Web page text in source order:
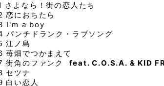
さよなら！街の恋人たち
恋におちたら
I'm a boy
パンチドランク・ラブソング
江ノ島
苺畑でつかまえて
街角のファンク feat. C.O.S.A. & KID
セツナ
白い恋人